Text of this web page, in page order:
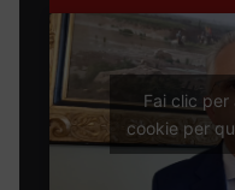
Fai clic
cookie per